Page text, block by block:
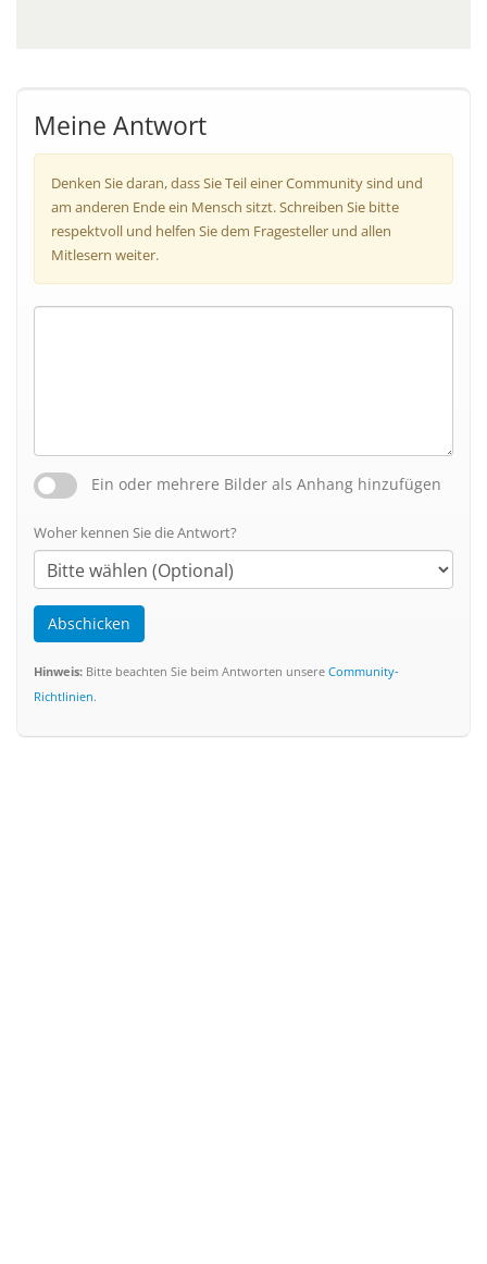
Meine Antwort
Denken Sie daran, dass Sie Teil einer Community sind und
am anderen Ende ein Mensch sitzt. Schreiben Sie bitte
respektvoll und helfen Sie dem Fragesteller und allen
Mitlesern weiter.
Ein oder mehrere Bilder als Anhang hinzufügen
Woher kennen Sie die Antwort?
Abschicken
Hinweis: Bitte beachten Sie beim Antworten unsere Community-
Richtlinien.